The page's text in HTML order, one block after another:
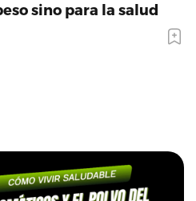
sino para la salud